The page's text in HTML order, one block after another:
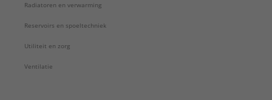
Radiatoren en verwarming
Reservoirs en spoeltechniek
Utiliteit en zorg
Ventilatie